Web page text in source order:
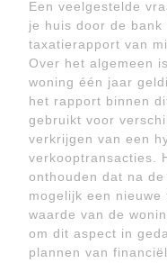
Een veelgestelde
je huis door de bank
taxatierapport van
Over het algemeen
woning één jaar
het rapport binnen
gebruikt voor
verkrijgen van een
verkooptransacties.
onthouden dat na
mogelijk een
waarde van de
om dit aspect in
plannen van